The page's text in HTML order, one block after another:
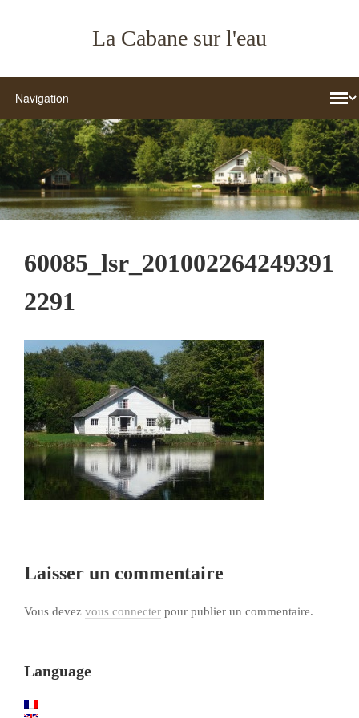
La Cabane sur l'eau
60085_lsr_201002264249391
2291
Laisser un commentaire
Vous devez vous connecter pour publier un commentaire.
Language